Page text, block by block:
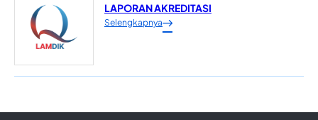
LAPORAN AKREDITASI
Selengkapnya